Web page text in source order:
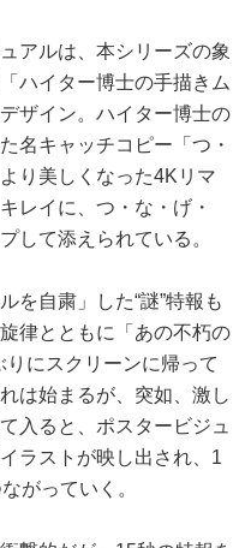
アルは、本シリーズの象
ハイター博士の手描きム
ザイン。ハイター博士の
名キャッチコピー「つ・
り美しくなった4Kリマ
レイに、つ・な・げ・
して添えられている。
を自粛」した“謎”特報も
律とともに「あの不朽の
にスクリーンに帰って
は始まるが、突如、激し
入ると、ポスタービジュ
ラストが映し出され、1
がっていく。